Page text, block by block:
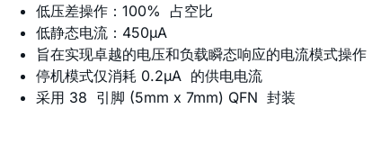
低压差操作：100% 占空比
低静态电流：450µA
旨在实现卓越的电压和负载瞬态响应的电流模式操作
停机模式仅消耗 0.2µA 的供电电流
采用 38 引脚 (5mm x 7mm) QFN 封装